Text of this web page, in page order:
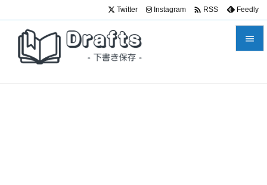

Twitter Instagram  RSS Feedly